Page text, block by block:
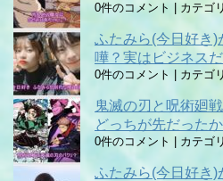
0件のコメント カテゴ
ふたみら(今日好き)
嘩？実はビジネス
0件のコメント カテゴ
鬼滅の刃と呪術廻
どっちが先だったか
0件のコメント カテゴ
ふたみら(今日好き)